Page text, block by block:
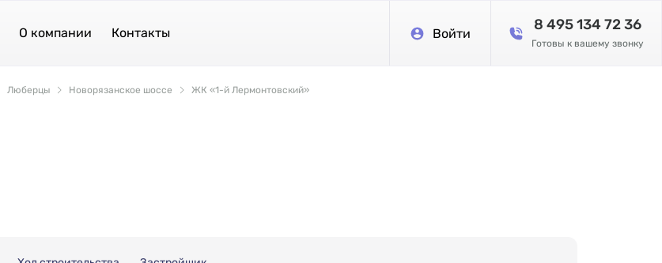
О компании Контакты Войти
8 495 134 72 36
Готовы к вашему звонку
Люберцы Новорязанское шоссе ЖК «1-й Лермонтовский»